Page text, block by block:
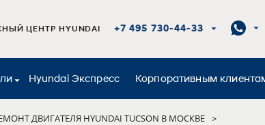
ЦЕНТР HYUNDAI +7 495 730-44-33
Hyundai Экспресс Корпоративным
ДВИГАТЕЛЯ HYUNDAI TUCSON В МОСКВЕ
>